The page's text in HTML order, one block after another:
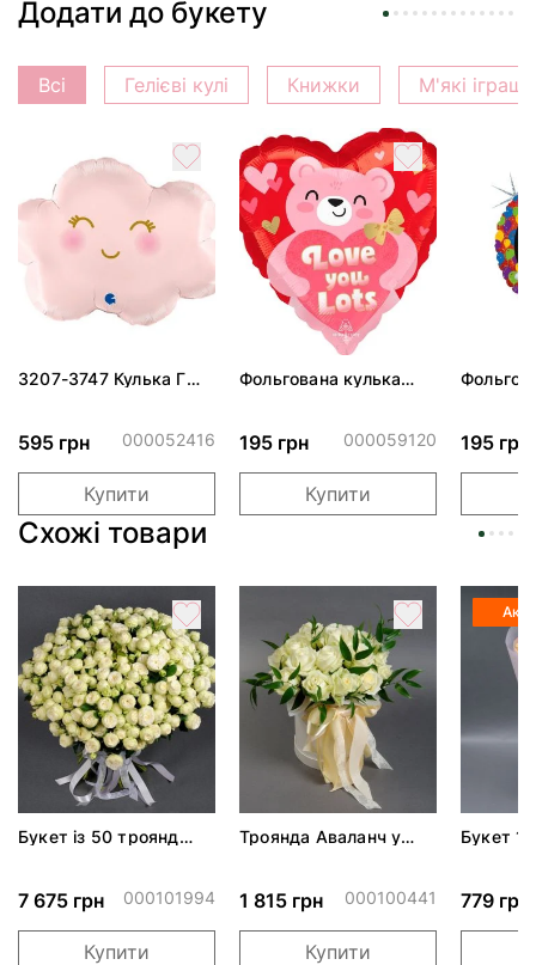
Додати до букету
Всі Гелієві кулі Книжки М'які
3207-3747 Кулька Г
595 грн 000052416
Купити
Фольгована кулька
195 грн 000059120
Купити
195 грн
Схожі товари
Букет із 50 троянд
7 675 грн 000101994
Купити
Троянда Аваланч у
1 815 грн 000100441
Купити
Букет
779 грн